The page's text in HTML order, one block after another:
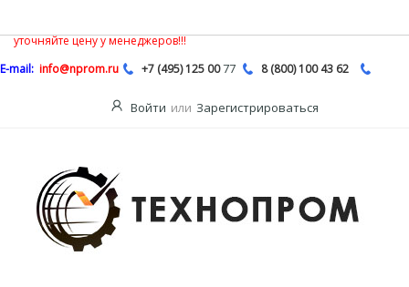
уточняйте цену у менеджеров!!!
E-mail: info@nprom.ru +7 (495) 125 0077 8 (800) 100 43 62
Войти или Зарегистрироваться